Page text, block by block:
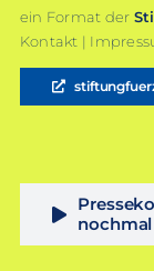
ein Format der
Kontakt |